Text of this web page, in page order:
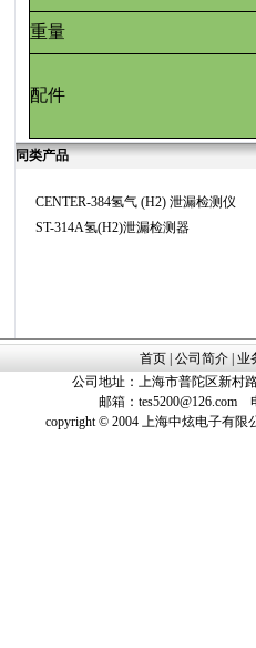
重量
配件
同类产品
CENTER-384氢气 (H2) 泄漏检测仪
ST-314A氢(H2)泄漏检测器
首页 公司简介 业
公司地址：上海市普陀区新村
邮箱： tes5200@126.com电
copyright © 2004 上海中炫电子有